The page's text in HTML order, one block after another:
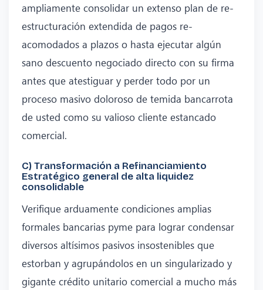
ampliamente consolidar un extenso plan de re-
estructuración extendida de pagos re-
acomodados a plazos o hasta ejecutar algún
sano descuento negociado directo con su firma
antes que atestiguar y perder todo por un
proceso masivo doloroso de temida bancarrota
de usted como su valioso cliente estancado
comercial.
C) Transformación a Refinanciamiento
Estratégico general de alta liquidez
consolidable
Verifique arduamente condiciones amplias
formales bancarias pyme para lograr condensar
diversos altísimos pasivos insostenibles que
estorban y agrupándolos en un singularizado y
gigante crédito unitario comercial a mucho más